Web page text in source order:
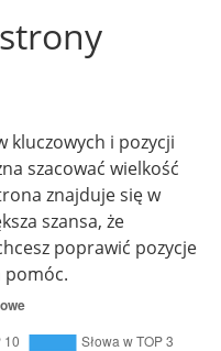
kluczowych i pozycji
szacować wielkość
znajduje się w
szansa, że
poprawić pozycje
pomóc.